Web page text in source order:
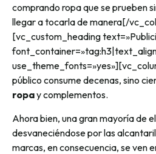
comprando ropa que se prueben
llegar a tocarla de manera[/
[vc_custom_heading
público consume decenas, sino
ropay complementos.
Ahora bien, una gran mayoría de
desvaneciéndose por las
marcas, en consecuencia, se ven